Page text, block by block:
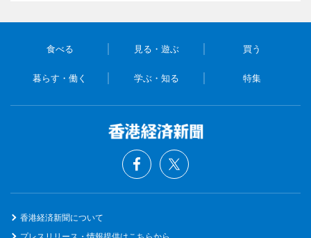
食べる 見る・遊ぶ 買う
暮らす・働く 学ぶ・知る 特集
香港経済新聞について